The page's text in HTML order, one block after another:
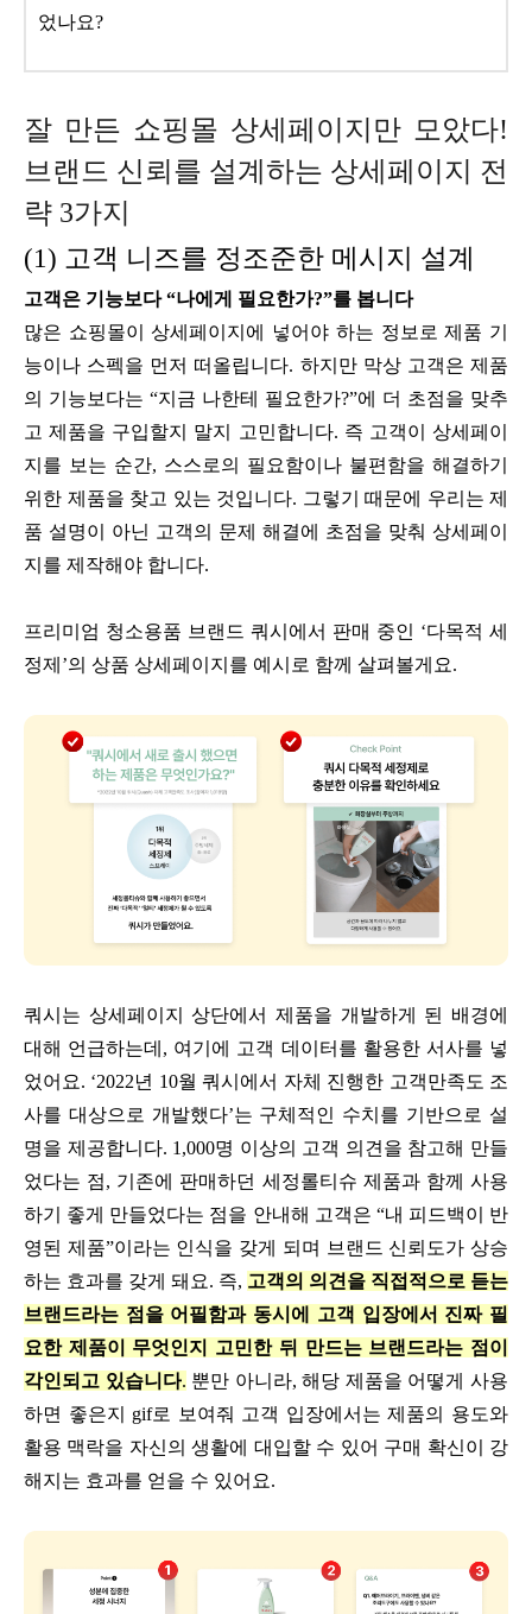
었나요?
잘 만든 쇼핑몰 상세페이지만 모았다!
브랜드 신뢰를 설계하는 상세페이지 전
략 3가지
(1) 고객 니즈를 정조준한 메시지 설계
고객은 기능보다 “나에게 필요한가?”를 봅니다
많은 쇼핑몰이 상세페이지에 넣어야 하는 정보로 제품 기
능이나 스펙을 먼저 떠올립니다. 하지만 막상 고객은 제품
의 기능보다는 “지금 나한테 필요한가?”에 더 초점을 맞추
고 제품을 구입할지 말지 고민합니다. 즉 고객이 상세페이
지를 보는 순간, 스스로의 필요함이나 불편함을 해결하기
위한 제품을 찾고 있는 것입니다. 그렇기 때문에 우리는 제
품 설명이 아닌 고객의 문제 해결에 초점을 맞춰 상세페이
지를 제작해야 합니다.
프리미엄 청소용품 브랜드 쿼시에서 판매 중인 ‘다목적 세
정제’의 상품 상세페이지를 예시로 함께 살펴볼게요.
쿼시는 상세페이지 상단에서 제품을 개발하게 된 배경에
대해 언급하는데, 여기에 고객 데이터를 활용한 서사를 넣
었어요. ‘2022년 10월 쿼시에서 자체 진행한 고객만족도 조
사를 대상으로 개발했다’는 구체적인 수치를 기반으로 설
명을 제공합니다. 1,000명 이상의 고객 의견을 참고해 만들
었다는 점, 기존에 판매하던 세정롤티슈 제품과 함께 사용
하기 좋게 만들었다는 점을 안내해 고객은 “내 피드백이 반
영된 제품”이라는 인식을 갖게 되며 브랜드 신뢰도가 상승
하는 효과를 갖게 돼요. 즉, 고객의 의견을 직접적으로 듣는
브랜드라는 점을 어필함과 동시에 고객 입장에서 진짜 필
요한 제품이 무엇인지 고민한 뒤 만드는 브랜드라는 점이
각인되고 있습니다. 뿐만 아니라, 해당 제품을 어떻게 사용
하면 좋은지 gif로 보여줘 고객 입장에서는 제품의 용도와
활용 맥락을 자신의 생활에 대입할 수 있어 구매 확신이 강
해지는 효과를 얻을 수 있어요.